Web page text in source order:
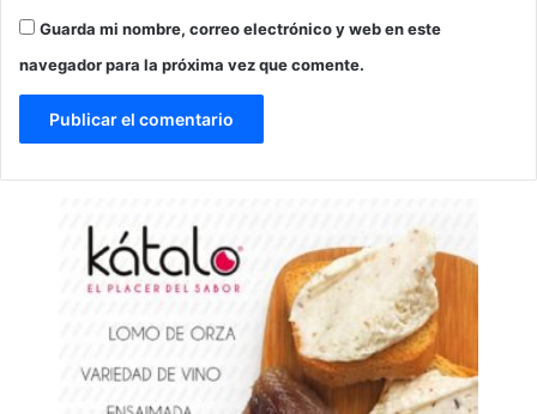
Guarda mi nombre, correo electrónico y web en este
navegador para la próxima vez que comente.